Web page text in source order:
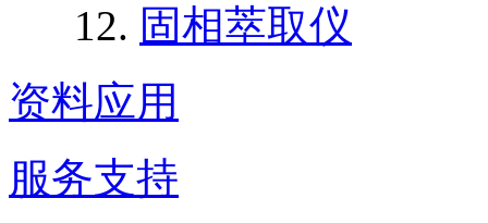
固相萃取仪
资料应用
服务支持